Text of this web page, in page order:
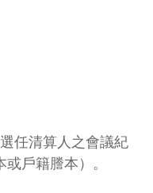
任清算人之會議紀
戶籍謄本）。